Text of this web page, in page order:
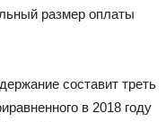
размер оплаты
составит треть
в 2018 году